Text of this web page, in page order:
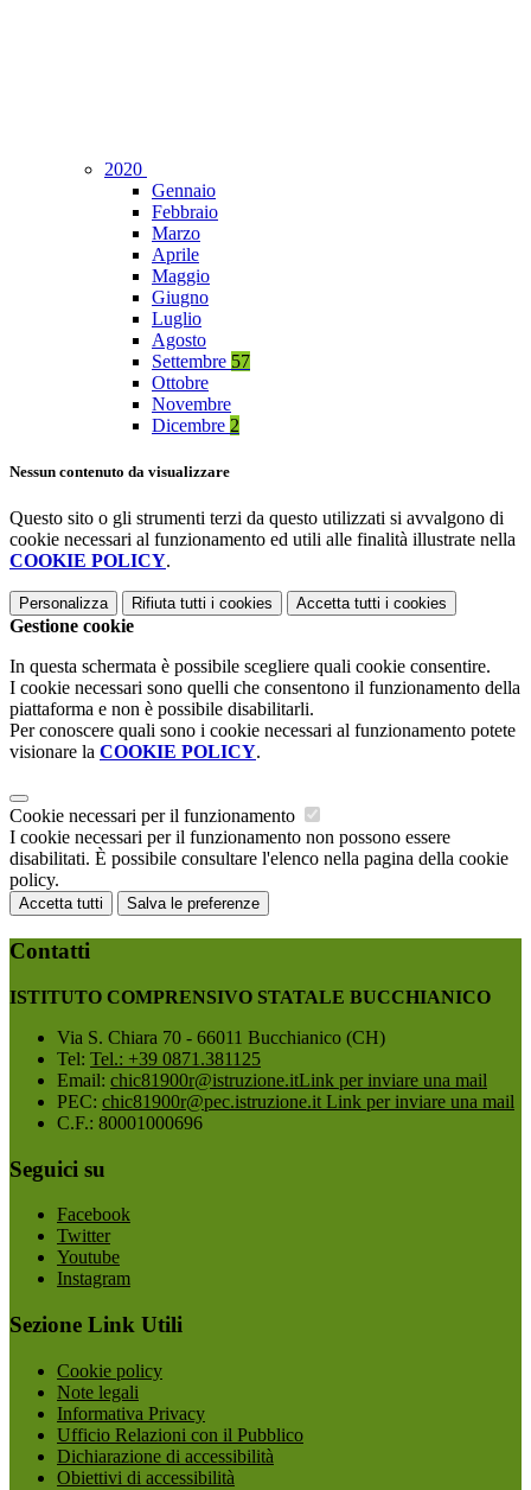
2020
Gennaio
Febbraio
Marzo
Aprile
Maggio
Giugno
Luglio
Agosto
Settembre 57
Ottobre
Novembre
Dicembre 2
Nessun contenuto da visualizzare
Questo sito o gli strumenti terzi da questo utilizzati si avvalgono di
cookie necessari al funzionamento ed utili alle finalità illustrate nella
COOKIE POLICY.
Personalizza Rifiuta tutti i cookies Accetta tutti i cookies
Gestione cookie
In questa schermata è possibile scegliere quali cookie consentire.
I cookie necessari sono quelli che consentono il funzionamento della
piattaforma e non è possibile disabilitarli.
Per conoscere quali sono i cookie necessari al funzionamento potete
visionare la COOKIE POLICY.
Cookie necessari per il funzionamento
I cookie necessari per il funzionamento non possono essere
disabilitati. È possibile consultare l'elenco nella pagina della cookie
policy.
Accetta tutti Salva le preferenze
Contatti
ISTITUTO COMPRENSIVO STATALE BUCCHIANICO
Via S. Chiara 70 - 66011 Bucchianico (CH)
Tel: Tel.: +39 0871.381125
Email: chic81900r@istruzione.itLink per inviare una mail
PEC: chic81900r@pec.istruzione.it Link per inviare una mail
C.F.: 80001000696
Seguici su
Facebook
Twitter
Youtube
Instagram
Sezione Link Utili
Cookie policy
Note legali
Informativa Privacy
Ufficio Relazioni con il Pubblico
Dichiarazione di accessibilità
Obiettivi di accessibilità